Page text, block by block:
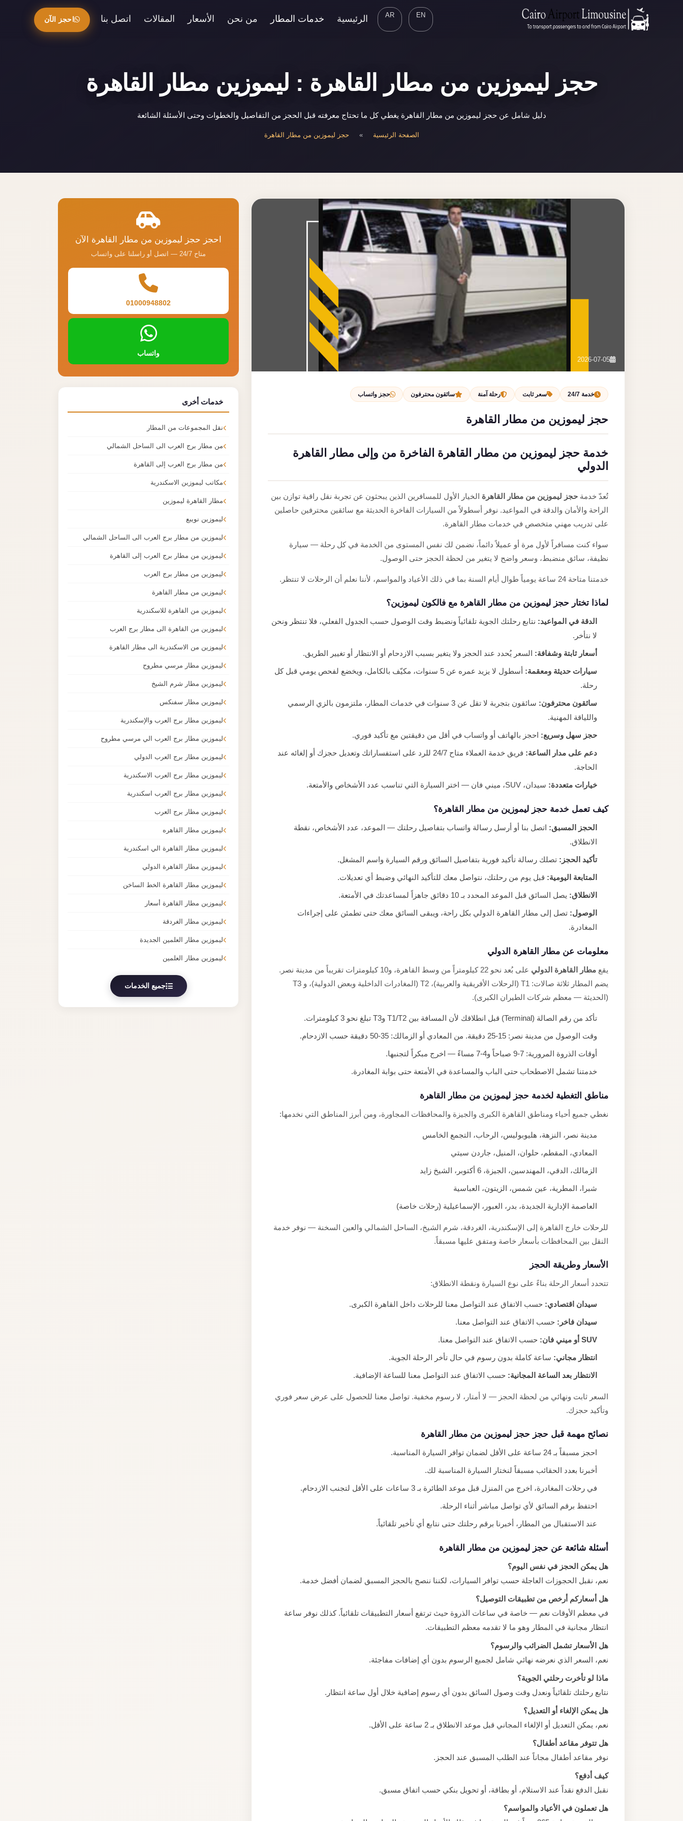
EN
AR الرئيسية خدمات المطار من نحن الأسعار المقالات اتصل بنا احجز الآن
حجز ليموزين من مطار القاهرة : ليموزين مطار القاهرة
دليل شامل عن حجز ليموزين من مطار القاهرة يغطي كل ما تحتاج معرفته قبل الحجز من التفاصيل والخطوات وحتى الأسئلة الشائعة
الصفحة الرئيسية » حجز ليموزين من مطار القاهرة
2026-07-05
خدمة 24/7 سعر ثابت رحلة آمنة سائقون محترفون حجز واتساب
حجز ليموزين من مطار القاهرة
خدمة حجز ليموزين من مطار القاهرة الفاخرة من وإلى مطار القاهرة
الدولي
تُعدّ خدمة حجز ليموزين من مطار القاهرة الخيار الأول للمسافرين الذين يبحثون عن تجربة نقل راقية توازن بين
الراحة والأمان والدقة في المواعيد. نوفر أسطولاً من السيارات الفاخرة الحديثة مع سائقين محترفين حاصلين
على تدريب مهني متخصص في خدمات مطار القاهرة.
سواء كنت مسافراً لأول مرة أو عميلاً دائماً، نضمن لك نفس المستوى من الخدمة في كل رحلة — سيارة
نظيفة، سائق منضبط، وسعر واضح لا يتغير من لحظة الحجز حتى الوصول.
خدمتنا متاحة 24 ساعة يومياً طوال أيام السنة بما في ذلك الأعياد والمواسم، لأننا نعلم أن الرحلات لا تنتظر.
لماذا تختار حجز ليموزين من مطار القاهرة مع فالكون ليموزين؟
الدقة في المواعيد: نتابع رحلتك الجوية تلقائياً ونضبط وقت الوصول حسب الجدول الفعلي، فلا تنتظر ونحن
لا نتأخر.
أسعار ثابتة وشفافة: السعر يُحدد عند الحجز ولا يتغير بسبب الازدحام أو الانتظار أو تغيير الطريق.
سيارات حديثة ومعقمة:
أسطول لا يزيد عمره عن 5 سنوات، مكيّف بالكامل، ويخضع لفحص يومي قبل كل
رحلة.
سائقون محترفون:
سائقون بتجربة لا تقل عن 3 سنوات في خدمات المطار، ملتزمون بالزي الرسمي
واللياقة المهنية.
حجز سهل وسريع: احجز بالهاتف أو واتساب في أقل من دقيقتين مع تأكيد فوري.
دعم على مدار الساعة:
فريق خدمة العملاء متاح 24/7 للرد على استفساراتك وتعديل حجزك أو إلغائه عند
الحاجة.
خيارات متعددة: سيدان، SUV، ميني فان — اختر السيارة التي تناسب عدد الأشخاص والأمتعة.
كيف تعمل خدمة حجز ليموزين من مطار القاهرة؟
الحجز المسبق: اتصل بنا أو أرسل رسالة واتساب بتفاصيل رحلتك — الموعد، عدد الأشخاص، نقطة
الانطلاق.
تأكيد الحجز: تصلك رسالة تأكيد فورية بتفاصيل السائق ورقم السيارة واسم المشغل.
المتابعة اليومية: قبل يوم من رحلتك، نتواصل معك للتأكيد النهائي وضبط أي تعديلات.
الانطلاق: يصل السائق قبل الموعد المحدد بـ 10 دقائق جاهزاً لمساعدتك في الأمتعة.
الوصول: تصل إلى مطار القاهرة الدولي بكل راحة، ويبقى السائق معك حتى تطمئن على إجراءات
المغادرة.
معلومات عن مطار القاهرة الدولي
يقع مطار القاهرة الدولي
على بُعد نحو 22 كيلومتراً من وسط القاهرة، و10 كيلومترات تقريباً من مدينة نصر.
يضم المطار ثلاثة صالات: T1 (الرحلات الأفريقية والعربية)، T2 (المغادرات الداخلية وبعض الدولية)، و T3
(الحديثة — معظم شركات الطيران الكبرى).
تأكد من رقم الصالة (Terminal) قبل انطلاقك لأن المسافة بين T1/T2 وT3 تبلغ نحو 3 كيلومترات.
وقت الوصول من مدينة نصر: 15-25 دقيقة. من المعادي أو الزمالك: 35-50 دقيقة حسب الازدحام.
أوقات الذروة المرورية: 7-9 صباحاً و4-7 مساءً — اخرج مبكراً لتجنبها.
خدمتنا تشمل الاصطحاب حتى الباب والمساعدة في الأمتعة حتى بوابة المغادرة.
مناطق التغطية لخدمة حجز ليموزين من مطار القاهرة
نغطي جميع أحياء ومناطق القاهرة الكبرى والجيزة والمحافظات المجاورة، ومن أبرز المناطق التي نخدمها:
مدينة نصر، النزهة، هليوبوليس، الرحاب، التجمع الخامس
المعادي، المقطم، حلوان، المنيل، جاردن سيتي
الزمالك، الدقي، المهندسين، الجيزة، 6 أكتوبر، الشيخ زايد
شبرا، المطرية، عين شمس، الزيتون، العباسية
العاصمة الإدارية الجديدة، بدر، العبور، الإسماعيلية (رحلات خاصة)
للرحلات خارج القاهرة إلى الإسكندرية، الغردقة، شرم الشيخ، الساحل الشمالي والعين السخنة — نوفر خدمة
النقل بين المحافظات بأسعار خاصة ومتفق عليها مسبقاً.
الأسعار وطريقة الحجز
تتحدد أسعار الرحلة بناءً على نوع السيارة ونقطة الانطلاق:
سيدان اقتصادي: حسب الاتفاق عند التواصل معنا للرحلات داخل القاهرة الكبرى.
سيدان فاخر: حسب الاتفاق عند التواصل معنا.
SUV أو ميني فان: حسب الاتفاق عند التواصل معنا.
انتظار مجاني: ساعة كاملة بدون رسوم في حال تأخر الرحلة الجوية.
الانتظار بعد الساعة المجانية: حسب الاتفاق عند التواصل معنا للساعة الإضافية.
السعر ثابت ونهائي من لحظة الحجز — لا أمتار، لا رسوم مخفية. تواصل معنا للحصول على عرض سعر فوري
وتأكيد حجزك.
نصائح مهمة قبل حجز حجز ليموزين من مطار القاهرة
احجز مسبقاً بـ 24 ساعة على الأقل لضمان توافر السيارة المناسبة.
أخبرنا بعدد الحقائب مسبقاً لنختار السيارة المناسبة لك.
في رحلات المغادرة، اخرج من المنزل قبل موعد الطائرة بـ 3 ساعات على الأقل لتجنب الازدحام.
احتفظ برقم السائق لأي تواصل مباشر أثناء الرحلة.
عند الاستقبال من المطار، أخبرنا برقم رحلتك حتى نتابع أي تأخير تلقائياً.
أسئلة شائعة عن حجز ليموزين من مطار القاهرة
هل يمكن الحجز في نفس اليوم؟
نعم، نقبل الحجوزات العاجلة حسب توافر السيارات، لكننا ننصح بالحجز المسبق لضمان أفضل خدمة.
هل أسعاركم أرخص من تطبيقات التوصيل؟
في معظم الأوقات نعم — خاصة في ساعات الذروة حيث ترتفع أسعار التطبيقات تلقائياً. كذلك نوفر ساعة
انتظار مجانية في المطار وهو ما لا تقدمه معظم التطبيقات.
هل الأسعار تشمل الضرائب والرسوم؟
نعم، السعر الذي نعرضه نهائي شامل لجميع الرسوم بدون أي إضافات مفاجئة.
ماذا لو تأخرت رحلتي الجوية؟
نتابع رحلتك تلقائياً ونعدل وقت وصول السائق بدون أي رسوم إضافية خلال أول ساعة انتظار.
هل يمكن الإلغاء أو التعديل؟
نعم، يمكن التعديل أو الإلغاء المجاني قبل موعد الانطلاق بـ 2 ساعة على الأقل.
هل تتوفر مقاعد أطفال؟
نوفر مقاعد أطفال مجاناً عند الطلب المسبق عند الحجز.
كيف أدفع؟
نقبل الدفع نقداً عند الاستلام، أو بطاقة، أو تحويل بنكي حسب اتفاق مسبق.
هل تعملون في الأعياد والمواسم؟
احجز حجز ليموزين من مطار القاهرة الآن
متاح 24/7 — اتصل أو راسلنا على واتساب
01000948802
واتساب
خدمات أخرى
نقل المجموعات من المطار
من مطار برج العرب الى الساحل الشمالي
من مطار برج العرب إلى القاهرة
مكاتب ليموزين الاسكندرية
مطار القاهرة ليموزين
ليموزين نويبع
ليموزين من مطار برج العرب الى الساحل الشمالي
ليموزين من مطار برج العرب إلى القاهرة
ليموزين من مطار برج العرب
ليموزين من مطار القاهرة
ليموزين من القاهرة للاسكندرية
ليموزين من القاهرة الى مطار برج العرب
ليموزين من الاسكندرية الى مطار القاهرة
ليموزين مطار مرسي مطروح
ليموزين مطار شرم الشيخ
ليموزين مطار سفنكس
ليموزين مطار برج العرب والإسكندرية
ليموزين مطار برج العرب الي مرسي مطروح
ليموزين مطار برج العرب الدولي
ليموزين مطار برج العرب الاسكندرية
ليموزين مطار برج العرب اسكندرية
ليموزين مطار برج العرب
ليموزين مطار القاهره
ليموزين مطار القاهرة الي اسكندرية
ليموزين مطار القاهرة الدولي
ليموزين مطار القاهرة الخط الساخن
ليموزين مطار القاهرة أسعار
ليموزين مطار الغردقة
ليموزين مطار العلمين الجديدة
ليموزين مطار العلمين
جميع الخدمات